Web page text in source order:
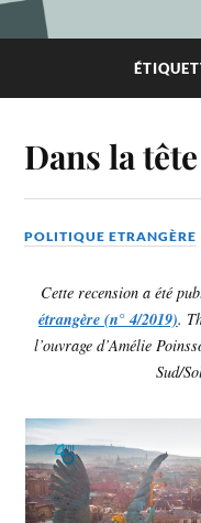
Dans la
POLITIQUE ETRANGÈRE
Cette recension a été
étrangère (n° 4/2019).
l’ouvrage d’Amélie
Sud/